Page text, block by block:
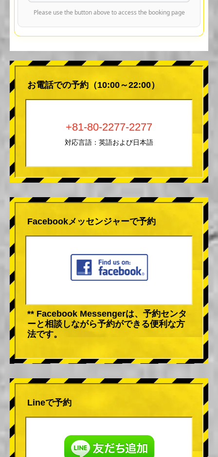
Please use the button above to access the booking page
お電話での予約（10:00～22:00）
+81-80-2277-2277
対応言語：英語および日本語
Facebookメッセンジャーで予約
** Facebook Messengerは、予約センタ
ーと相談しながら予約ができる便利な方
法です。
Lineで予約